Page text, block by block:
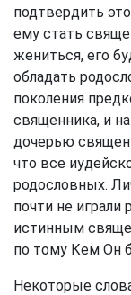
подтвердить
ему стать
жениться, его
обладать
поколения
священника, и
дочерью
что все
родословных.
почти не играли
истинным
по тому Кем Он
Некоторые